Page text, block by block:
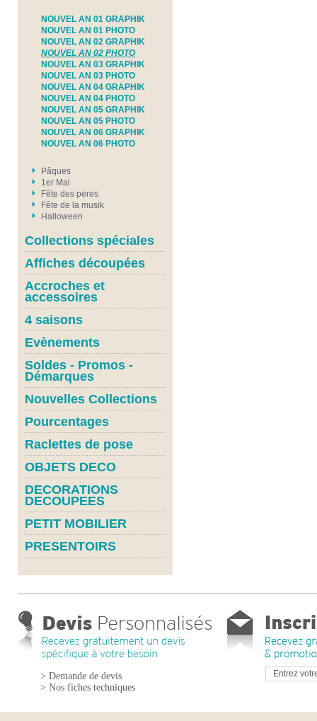
NOUVEL AN 01 GRAPHIK
NOUVEL AN 01 PHOTO
NOUVEL AN 02 GRAPHIK
NOUVEL AN 02 PHOTO
NOUVEL AN 03 GRAPHIK
NOUVEL AN 03 PHOTO
NOUVEL AN 04 GRAPHIK
NOUVEL AN 04 PHOTO
NOUVEL AN 05 GRAPHIK
NOUVEL AN 05 PHOTO
NOUVEL AN 06 GRAPHIK
NOUVEL AN 06 PHOTO
Pâques
1er Mai
Fête des pères
Fête de la musik
Halloween
Collections spéciales
Affiches découpées
Accroches et
accessoires
4 saisons
Evènements
Soldes - Promos -
Démarques
Nouvelles Collections
Pourcentages
Raclettes de pose
OBJETS DECO
DECORATIONS
DECOUPEES
PETIT MOBILIER
PRESENTOIRS
> Demande de devis
> Nos fiches techniques